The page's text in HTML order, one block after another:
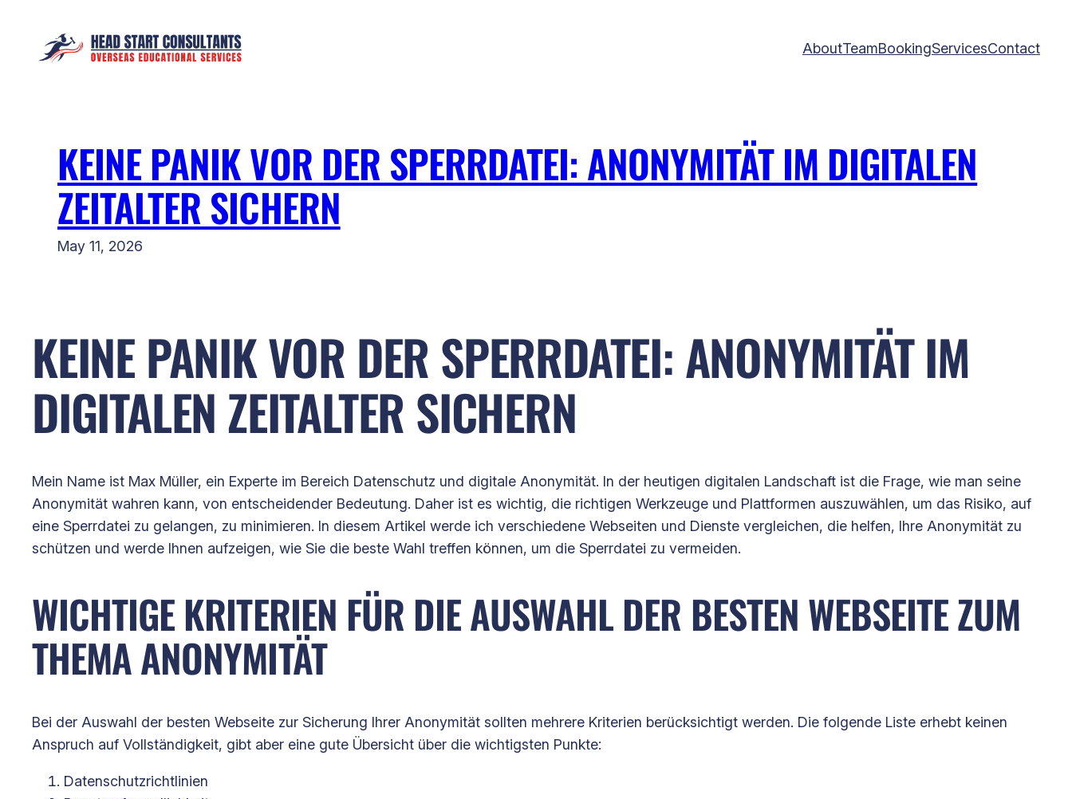
content
AboutTeamBookingServicesContact
KEINE PANIK VOR DER SPERRDATEI: ANONYMITÄT IM DIGITALEN
ZEITALTER SICHERN
May 11, 2026
KEINE PANIK VOR DER SPERRDATEI: ANONYMITÄT IM
DIGITALEN ZEITALTER SICHERN
Mein Name ist Max Müller, ein Experte im Bereich Datenschutz und digitale Anonymität. In der heutigen digitalen Landschaft ist die Frage, wie man seine
Anonymität wahren kann, von entscheidender Bedeutung. Daher ist es wichtig, die richtigen Werkzeuge und Plattformen auszuwählen, um das Risiko, auf
eine Sperrdatei zu gelangen, zu minimieren. In diesem Artikel werde ich verschiedene Webseiten und Dienste vergleichen, die helfen, Ihre Anonymität zu
schützen und werde Ihnen aufzeigen, wie Sie die beste Wahl treffen können, um die Sperrdatei zu vermeiden.
WICHTIGE KRITERIEN FÜR DIE AUSWAHL DER BESTEN WEBSEITE ZUM
THEMA ANONYMITÄT
Bei der Auswahl der besten Webseite zur Sicherung Ihrer Anonymität sollten mehrere Kriterien berücksichtigt werden. Die folgende Liste erhebt keinen
Anspruch auf Vollständigkeit, gibt aber eine gute Übersicht über die wichtigsten Punkte:
Datenschutzrichtlinien